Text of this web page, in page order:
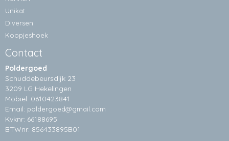
Unikat
Diversen
Koopjeshoek
Contact
Poldergoed
Schuddebeursdijk 23
3209 LG Hekelingen
Mobiel: 0610423841
Email: poldergoed@gmail.com
Kvknr: 66188695
BTWnr: 856433895B01